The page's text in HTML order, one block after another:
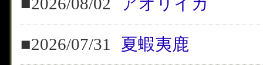
■2026/07/31 夏蝦夷鹿